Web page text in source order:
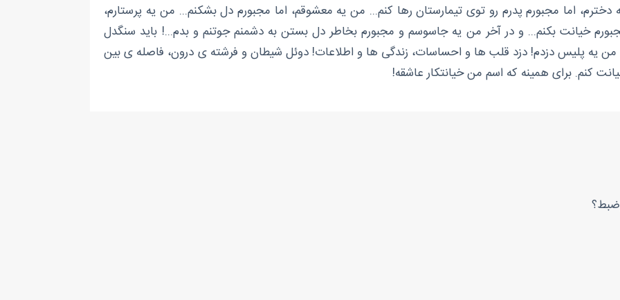
دخترم، اما مجبورم پدرم رو توی تیمارستان رها کنم... من یه معشوقم، اما مجبورم دل بشکنم... من یه پرستارم،
خیانت بکنم... و در آخر من یه جاسوسم و مجبورم بخاطر دل بستن به دشمنم جوتنم و بدم...! باید سنگدل
یه پلیس دزدم! دزد قلب ها و احساسات، زندگی ها و اطلاعات! دوئل شیطان و فرشته ی درون، فاصله ی بین
کنم. برای همینه که اسم من خیانتکار عاشقه!